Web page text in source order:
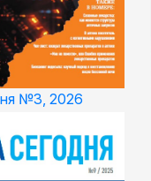
№3, 2026